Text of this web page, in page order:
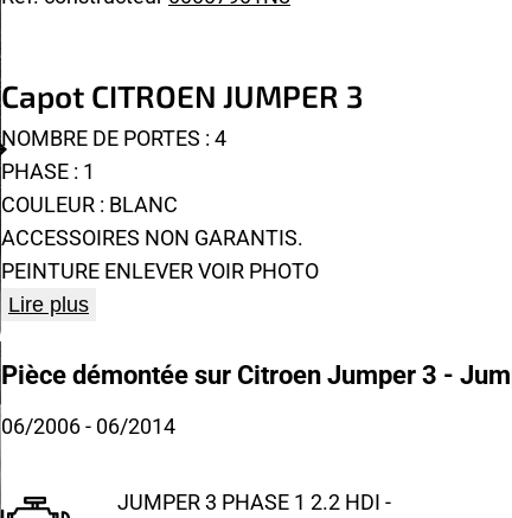
Capot CITROEN JUMPER 3
NOMBRE DE PORTES : 4
PHASE : 1
COULEUR : BLANC
ACCESSOIRES NON GARANTIS.
PEINTURE ENLEVER VOIR PHOTO
Lire plus
Pièce démontée sur Citroen Jumper 3 -
06/2006- 06/2014
JUMPER 3 PHASE 1 2.2 HDI -